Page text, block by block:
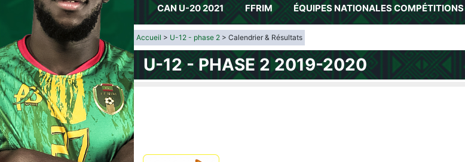
CAN U-20 2021 FFRIM ÉQUIPES NATIONALESCOMPÉTITIONS
Accueil > U-12 - phase 2 > Calendrier & Résultats
U-12 - PHASE 2 2019-2020